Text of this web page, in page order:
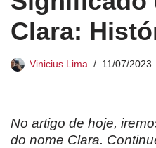
Clara:
Vinicius Lima 11/07/2023
No artigo de hoje,
do nome Clara.